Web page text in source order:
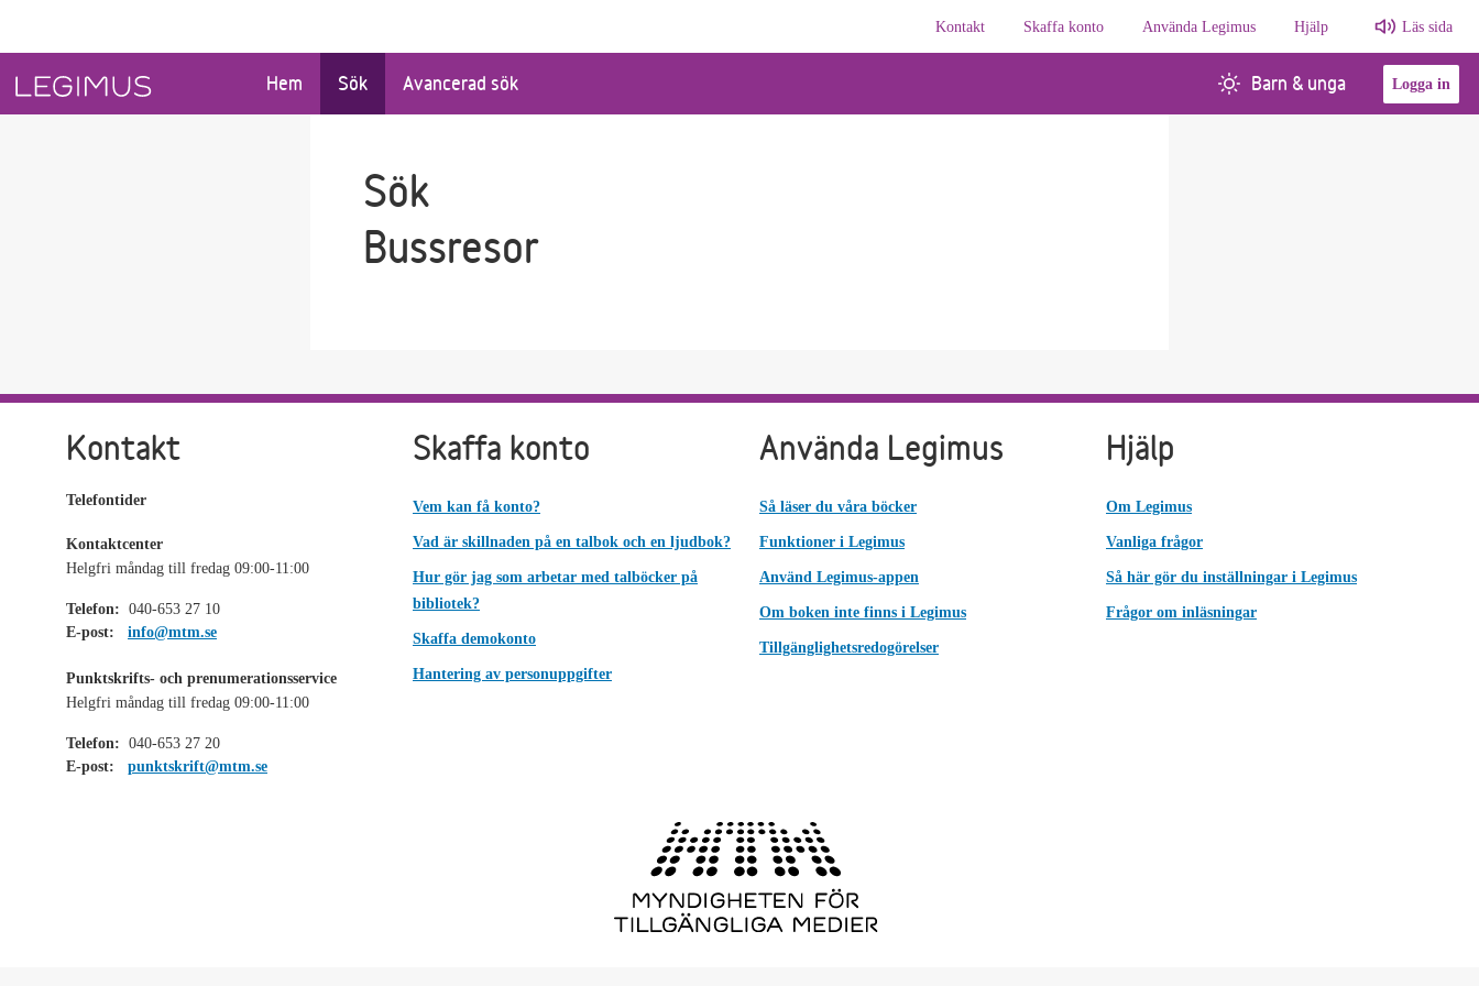
Kontakt
Skaffa konto Använda Legimus Hjälp Läs sida
Hem Sök Avancerad sök Barn & unga Logga in
Sök
Bussresor
Kontakt
Telefontider
Kontaktcenter
Helgfri måndag till fredag 09:00-11:00
Telefon: 040-653 27 10
E-post:
info@mtm.se
Punktskrifts- och prenumerationsservice
Helgfri måndag till fredag 09:00-11:00
Telefon: 040-653 27 20
E-post:
punktskrift@mtm.se
Skaffa konto
Vem kan få konto?
Vad är skillnaden på en talbok och en ljudbok?
Hur gör jag som arbetar med talböcker på
bibliotek?
Skaffa demokonto
Hantering av personuppgifter
Använda Legimus
Så läser du våra böcker
Funktioner i Legimus
Använd Legimus-appen
Om boken inte finns i Legimus
Tillgänglighetsredogörelser
Hjälp
Om Legimus
Vanliga frågor
Så här gör du inställningar i Legimus
Frågor om inläsningar